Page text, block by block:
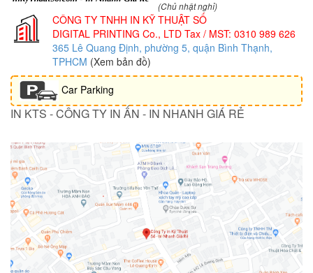
(Chủ nhật nghỉ)
CÔNG TY TNHH IN KỸ THUẬT SỐ
DIGITAL PRINTING Co., LTD Tax / MST: 0310 989 626
365 Lê Quang Định, phường 5, quận Bình Thạnh,
TPHCM (Xem bản đồ)
Car Parking
IN KTS - CÔNG TY IN ẤN - IN NHANH GIÁ RẺ